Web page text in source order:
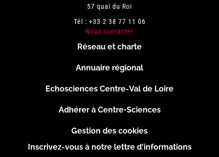
57 quai du Roi
Tél : +33 2 38 77 11 06
Nous contacter
page
Réseau et charte
Annuaire régional
Echosciences Centre-Val de Loire
Adhérer à Centre•Sciences
Gestion des cookies
Inscrivez-vous à notre lettre d'informations